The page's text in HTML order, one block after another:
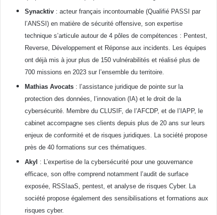
Synacktiv : acteur français incontournable (Qualifié PASSI par
l’ANSSI) en matière de sécurité offensive, son expertise
technique s’articule autour de 4 pôles de compétences : Pentest,
Reverse, Développement et Réponse aux incidents. Les équipes
ont déjà mis à jour plus de 150 vulnérabilités et réalisé plus de
700 missions en 2023 sur l’ensemble du territoire.
Mathias Avocats : l’assistance juridique de pointe sur la
protection des données, l’innovation (IA) et le droit de la
cybersécurité. Membre du CLUSIF, de l’AFCDP, et de l’IAPP, le
cabinet accompagne ses clients depuis plus de 20 ans sur leurs
enjeux de conformité et de risques juridiques. La société propose
près de 40 formations sur ces thématiques.
Akyl : L’expertise de la cybersécurité pour une gouvernance
efficace, son offre comprend notamment l’audit de surface
exposée, RSSIaaS, pentest, et analyse de risques Cyber. La
société propose également des sensibilisations et formations aux
risques cyber.